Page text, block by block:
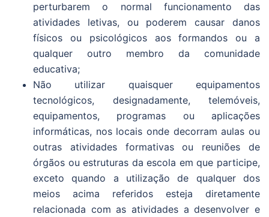
perturbarem o normal funcionamento das
atividades letivas, ou poderem causar danos
físicos ou psicológicos aos formandos ou a
qualquer outro membro da comunidade
educativa;
Não utilizar quaisquer equipamentos
tecnológicos, designadamente, telemóveis,
equipamentos, programas ou aplicações
informáticas, nos locais onde decorram aulas ou
outras atividades formativas ou reuniões de
órgãos ou estruturas da escola em que participe,
exceto quando a utilização de qualquer dos
meios acima referidos esteja diretamente
relacionada com as atividades a desenvolver e